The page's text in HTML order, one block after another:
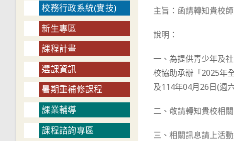
主旨：函請轉知貴校
說明：
一、為提供青少年及
校協助承辦「2025年
及114年04月26日(週
二、敬請轉知貴校相
三、相關訊息請上活
校務行政系統(實技)
新生專區
課程計畫
選課資訊
暑期重補修課程
課業輔導
課程諮詢專區